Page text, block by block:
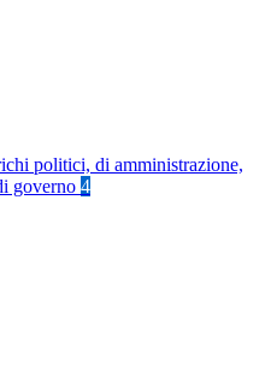
politici, di amministrazione,
governo 4